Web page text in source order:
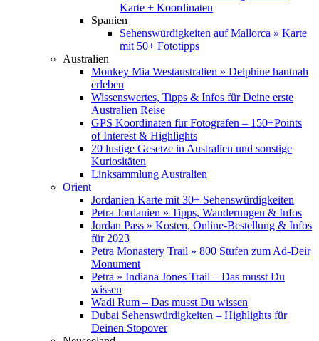
Karte + Koordinaten
Spanien
Sehenswürdigkeiten auf Mallorca » Karte
mit 50+ Fototipps
Australien
Monkey Mia Westaustralien » Delphine hautnah
erleben
Wissenswertes, Tipps & Infos für Deine erste
Australien Reise
GPS Koordinaten für Fotografen – 150+Points
of Interest & Highlights
20 lustige Gesetze in Australien und sonstige
Kuriositäten
Linksammlung Australien
Orient
Jordanien Karte mit 30+ Sehenswürdigkeiten
Petra Jordanien » Tipps, Wanderungen & Infos
Jordan Pass » Kosten, Online-Bestellung & Infos
für 2023
Petra Monastery Trail » 800 Stufen zum Ad-Deir
Monument
Petra » Indiana Jones Trail – Das musst Du
wissen
Wadi Rum – Das musst Du wissen
Dubai Sehenswürdigkeiten – Highlights für
Deinen Stopover